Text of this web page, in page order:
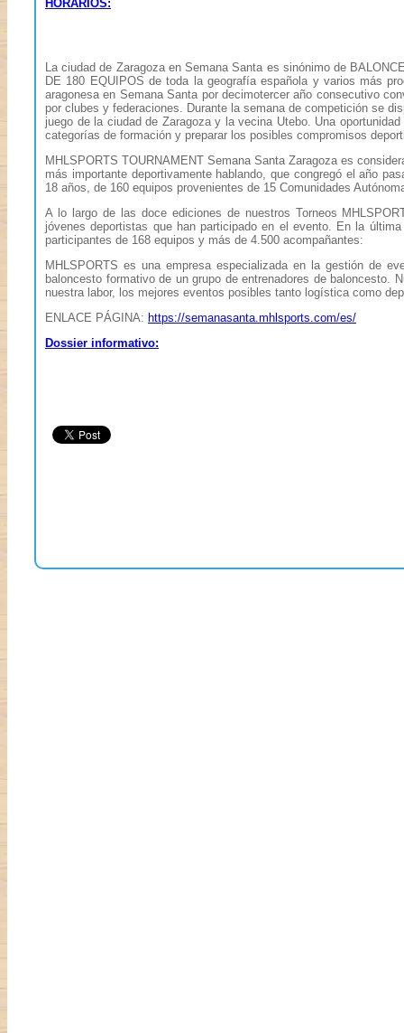
HORARIOS:
La ciudad de Zaragoza en Semana Santa es sinónimo de
DE 180 EQUIPOS de toda la geografía española y varios más
aragonesa en Semana Santa por decimotercer año consecutivo
por clubes y federaciones. Durante la semana de competición se
juego de la ciudad de Zaragoza y la vecina Utebo. Una
categorías de formación y preparar los posibles compromisos
MHLSPORTS TOURNAMENT Semana Santa Zaragoza es
más importante deportivamente hablando, que congregó el año
18 años, de 160 equipos provenientes de 15 Comunidades
A lo largo de las doce ediciones de nuestros Torneos
jóvenes deportistas que han participado en el evento. En la
participantes de 168 equipos y más de 4.500 acompañantes:
MHLSPORTS es una empresa especializada en la gestión de
baloncesto formativo de un grupo de entrenadores de
nuestra labor, los mejores eventos posibles tanto logística como
ENLACE PÁGINA: https://semanasanta.mhlsports.com/es/
Dossier informativo: